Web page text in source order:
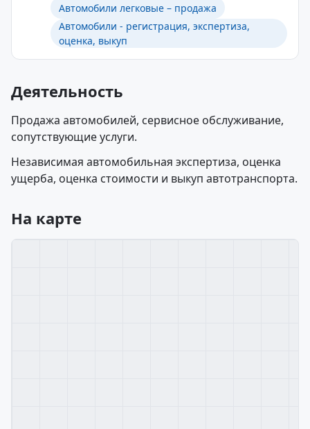
Автомобили легковые – продажа
Автомобили - регистрация, экспертиза,
оценка, выкуп
Деятельность
Продажа автомобилей, сервисное обслуживание,
сопутствующие услуги.
Независимая автомобильная экспертиза, оценка
ущерба, оценка стоимости и выкуп автотранспорта.
На карте